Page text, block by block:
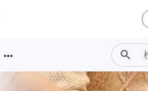
more_horiz search